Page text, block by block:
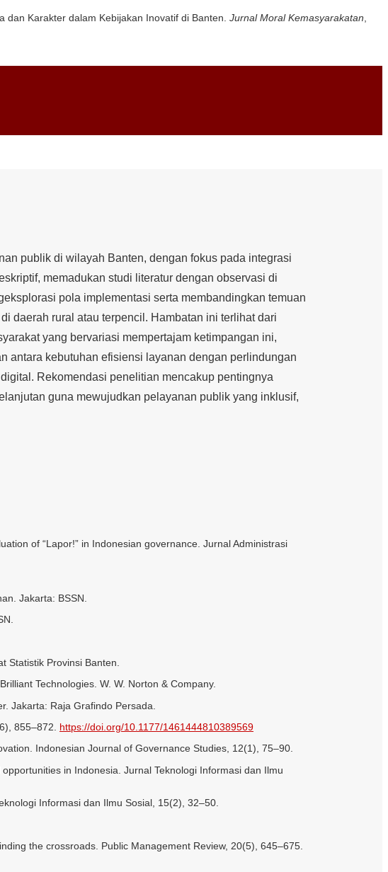
dan Karakter dalam Kebijakan Inovatif di Banten. Jurnal Moral Kemasyarakatan
publik di wilayah Banten, dengan fokus pada integrasi
memadukan studi literatur dengan observasi di
pola implementasi serta membandingkan temuan
daerah rural atau terpencil. Hambatan ini terlihat dari
yang bervariasi mempertajam ketimpangan ini,
antara kebutuhan efisiensi layanan dengan perlindungan
Rekomendasi penelitian mencakup pentingnya
guna mewujudkan pelayanan publik yang inklusif,
of “Lapor!” in Indonesian governance. Jurnal Administrasi
Jakarta: BSSN.
Statistik Provinsi Banten.
Technologies. W. W. Norton & Company.
Jakarta: Raja Grafindo Persada.
855–872. https://doi.org/10.1177/1461444810389569
Indonesian Journal of Governance Studies, 12(1), 75–90.
in Indonesia. Jurnal Teknologi Informasi dan Ilmu
Informasi dan Ilmu Sosial, 15(2), 32–50.
the crossroads. Public Management Review, 20(5), 645–675.